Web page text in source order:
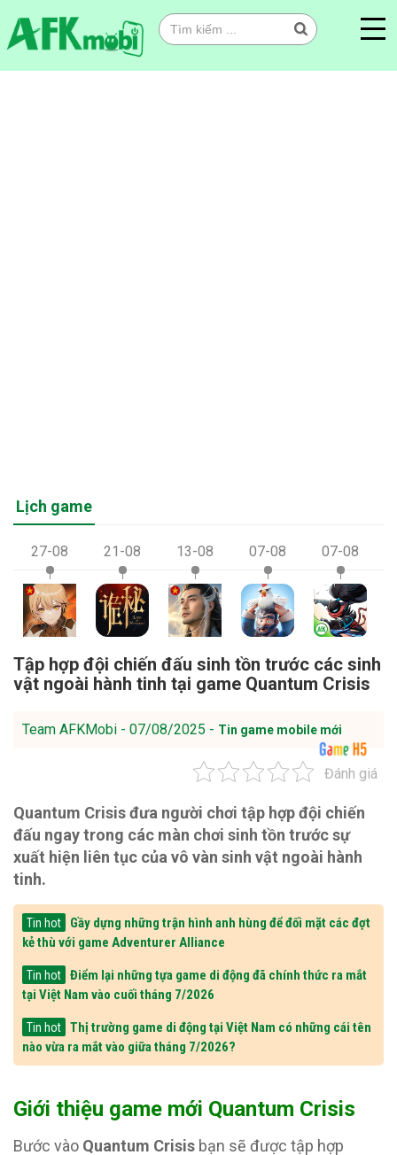
Lịch game
27-08 21-08 13-08 07-08 07-08
Tập hợp đội chiến đấu sinh tồn trước các sinh
vật ngoài hành tinh tại game Quantum Crisis
Team AFKMobi - 07/08/2025 - Tin game mobile mới
Đánh giá
Quantum Crisis đưa người chơi tập hợp đội chiến
đấu ngay trong các màn chơi sinh tồn trước sự
xuất hiện liên tục của vô vàn sinh vật ngoài hành
tinh.
Tin hot
Gầy dựng những trận hình anh hùng để đối mặt các đợt
kẻ thù với game Adventurer Alliance
Tin hot
Điểm lại những tựa game di động đã chính thức ra mắt
tại Việt Nam vào cuối tháng 7/2026
Tin hot
Thị trường game di động tại Việt Nam có những cái tên
nào vừa ra mắt vào giữa tháng 7/2026?
Giới thiệu game mới Quantum Crisis
Bước vào Quantum Crisis bạn sẽ được tập hợp